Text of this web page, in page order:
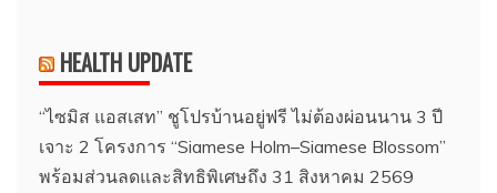
HEALTH UPDATE
“ไซมิส แอสเสท” ชูโปรบ้านอยู่ฟรี ไม่ต้องผ่อนนาน 3 ปี
เจาะ 2 โครงการ “Siamese Holm–Siamese Blossom”
พร้อมส่วนลดและสิทธิพิเศษถึง 31 สิงหาคม 2569